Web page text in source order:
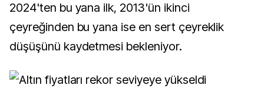
2024'ten bu yana ilk, 2013'ün ikinci
çeyreğinden bu yana ise en sert çeyreklik
düşüşünü kaydetmesi bekleniyor.